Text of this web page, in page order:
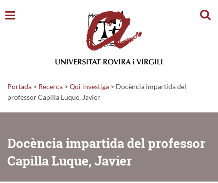
Portada > Recerca > Qui investiga > Docència impartida del
professor Capilla Luque, Javier
Docència impartida del professor
Capilla Luque, Javier